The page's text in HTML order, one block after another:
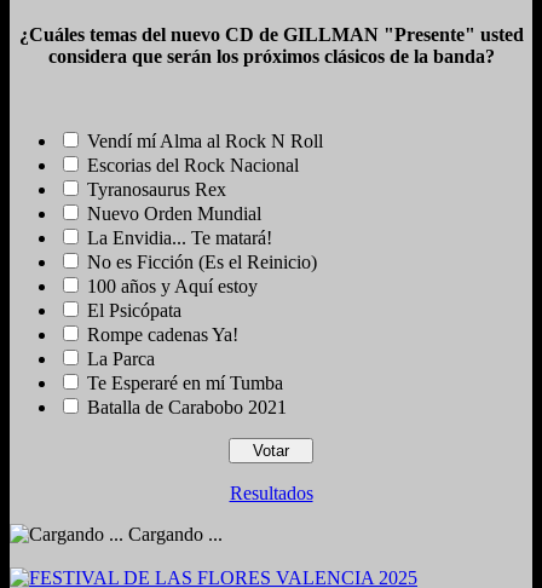
¿Cuáles temas del nuevo CD de GILLMAN "Presente" usted
considera que serán los próximos clásicos de la banda?
Vendí mí Alma al Rock N Roll
Escorias del Rock Nacional
Tyranosaurus Rex
Nuevo Orden Mundial
La Envidia... Te matará!
No es Ficción (Es el Reinicio)
100 años y Aquí estoy
El Psicópata
Rompe cadenas Ya!
La Parca
Te Esperaré en mí Tumba
Batalla de Carabobo 2021
Resultados
Cargando ...